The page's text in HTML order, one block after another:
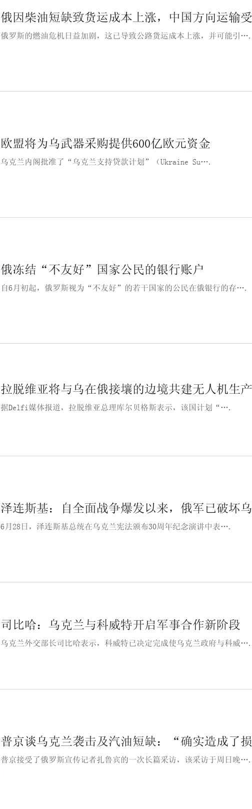
俄因柴油短缺致货运成本上涨，中国方向运输
俄罗斯的燃油危机日益加剧，这已导致公路货运成本上涨，并可能引….
欧盟将为乌武器采购提供600亿欧元资金
乌克兰内阁批准了“乌克兰支持贷款计划”（Ukraine Su….
俄冻结“不友好”国家公民的银行账户
自6月初起，俄罗斯视为“不友好”的若干国家的公民在俄银行的存….
拉脱维亚将与乌在俄接壤的边境共建无人机生
据Delfi媒体报道，拉脱维亚总理库尔贝格斯表示，该国计划“….
泽连斯基：自全面战争爆发以来，俄军已破坏
6月28日，泽连斯基总统在乌克兰宪法颁布30周年纪念演讲中表….
司比哈：乌克兰与科威特开启军事合作新阶段
乌克兰外交部长司比哈表示，科威特已决定完成使乌克兰政府与科威….
普京谈乌克兰袭击及汽油短缺：“确实造成了
普京接受了俄罗斯宣传记者扎鲁宾的一次长篇采访，该采访于周日晚….